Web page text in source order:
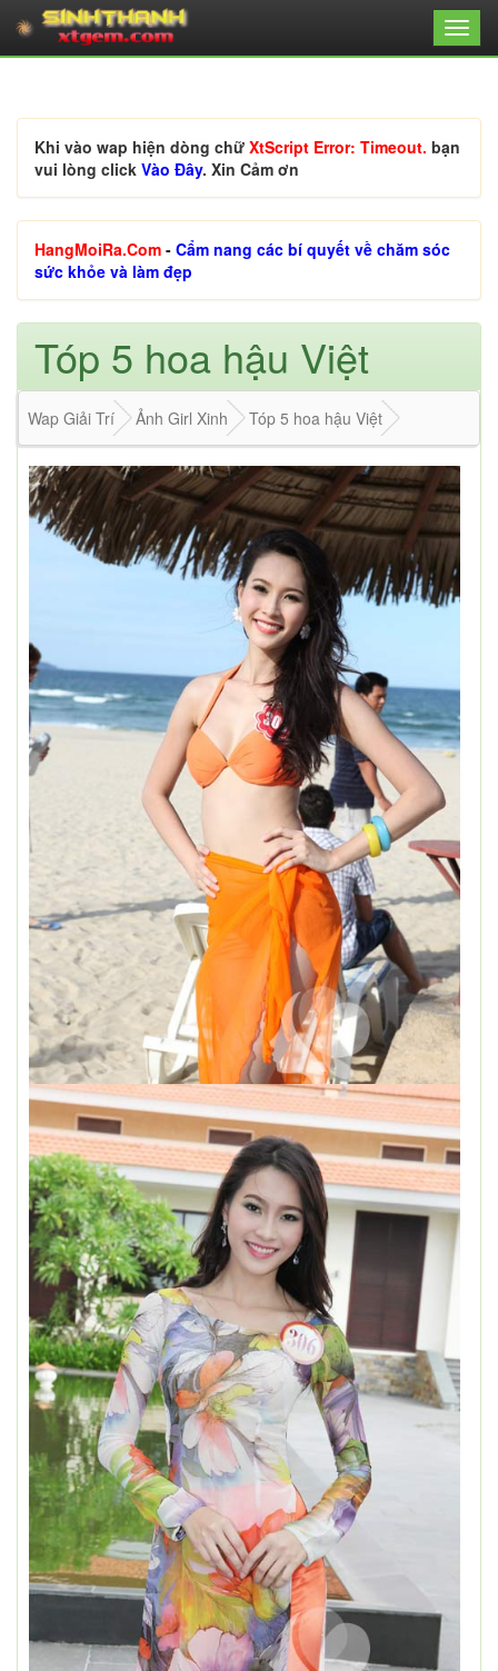
Khi vào wap hiện dòng chữ XtScript Error: Timeout. bạn
vui lòng click Vào Đây. Xin Cảm ơn
HangMoiRa.Com - Cẩm nang các bí quyết về chăm sóc
sức khỏe và làm đẹp
Tóp 5 hoa hậu Việt
Wap Giải Trí Ảnh Girl Xinh Tóp 5 hoa hậu Việt